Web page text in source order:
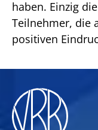
haben. Einzig
Teilnehmer, die
positiven